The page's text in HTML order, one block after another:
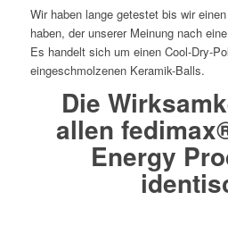
Wir haben lange getestet bis wir
haben, der unserer Meinung nach
Es handelt sich um einen Cool-Dry-
eingeschmolzenen Keramik-Balls.
Die
allen
Energy